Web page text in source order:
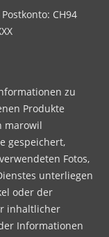
CH94
zu
Produkte
marowil
gespeichert,
Fotos,
unterliegen
oder der
inhaltlicher
Informationen